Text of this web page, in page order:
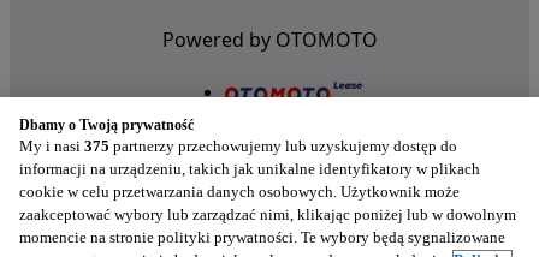
Powered by OTOMOTO
Dbamy o Twoją prywatność
My i nasi 375 partnerzy przechowujemy lub uzyskujemy dostęp do
informacji na urządzeniu, takich jak unikalne identyfikatory w plikach
cookie w celu przetwarzania danych osobowych. Użytkownik może
zaakceptować wybory lub zarządzać nimi, klikając poniżej lub w dowolnym
momencie na stronie polityki prywatności. Te wybory będą sygnalizowane